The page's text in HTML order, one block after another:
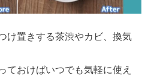
け置きする茶渋やカビ、換気
ておけばいつでも気軽に使え